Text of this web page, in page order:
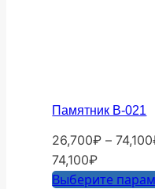
Памятник В-021
26,700₽ – 74,100
74,100₽
Выберите